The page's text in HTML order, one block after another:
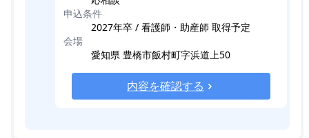
申込条件
2027年卒 / 看護師・助産師 取得予定
会場
愛知県 豊橋市飯村町字浜道上50
内容を確認する